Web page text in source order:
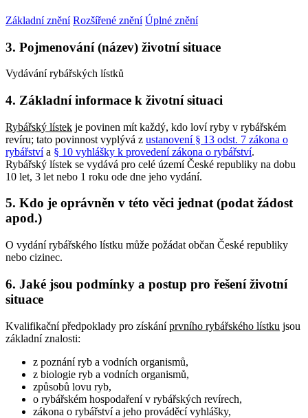
Základní znění Rozšířené znění Úplné znění
3. Pojmenování (název) životní situace
Vydávání rybářských lístků
4. Základní informace k životní situaci
Rybářský lístek je povinen mít každý, kdo loví ryby v rybářském
revíru; tato povinnost vyplývá z ustanovení § 13 odst. 7 zákona o
rybářstvía § 10 vyhlášky k provedení zákona o rybářství.
Rybářský lístek se vydává pro celé území České republiky na dobu
10 let, 3 let nebo 1 roku ode dne jeho vydání.
5. Kdo je oprávněn v této věci jednat (podat žádost
apod.)
O vydání rybářského lístku může požádat občan České republiky
nebo cizinec.
6. Jaké jsou podmínky a postup pro řešení životní
situace
Kvalifikační předpoklady pro získáníprvního rybářského lístku jsou
základní znalosti:
z poznání ryb a vodních organismů,
z biologie ryb a vodních organismů,
způsobů lovu ryb,
o rybářském hospodaření v rybářských revírech,
zákona o rybářství a jeho prováděcí vyhlášky,